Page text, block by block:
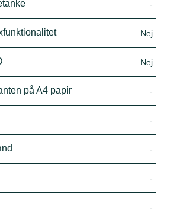
-
Nej
Nej
på A4 papir -
-
-
-
-